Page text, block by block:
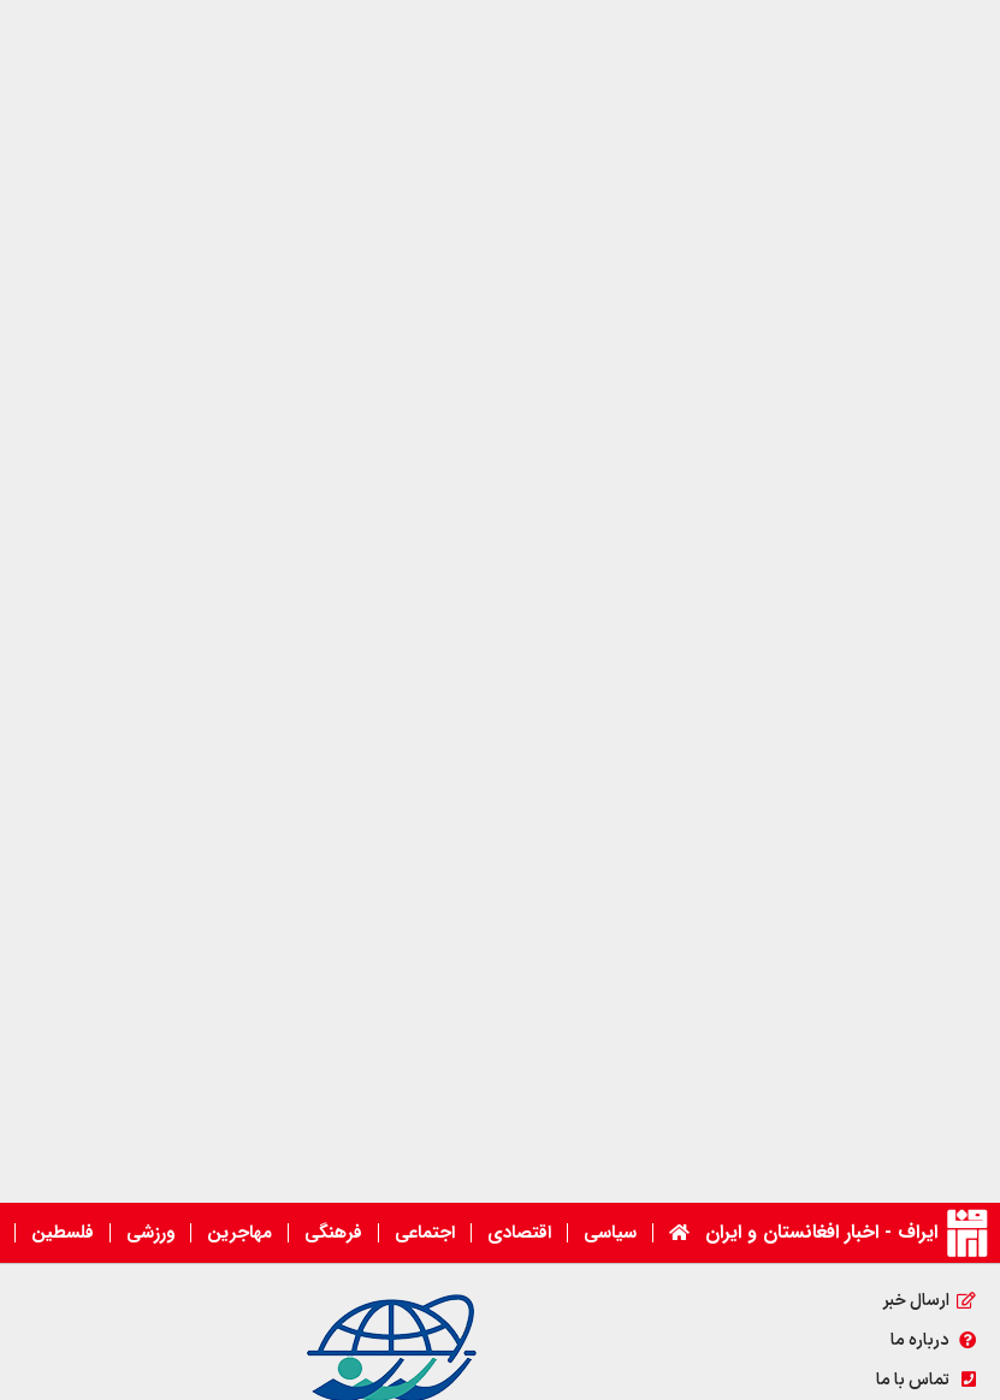
ایراف - اخبار افغانستان و ایران سیاسی اقتصادی اجتماعی فرهنگی مهاجرین ورزشی فلسطین
ارسال خبر
درباره ما
تماس با ما